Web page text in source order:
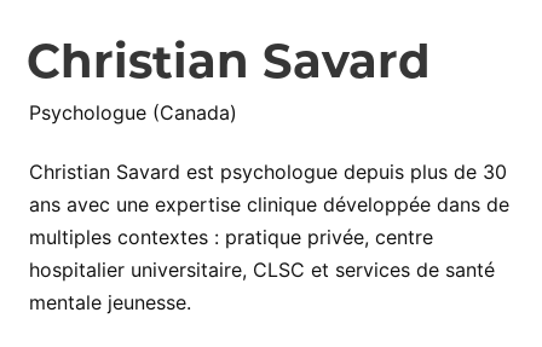
Christian Savard
Psychologue (Canada)
Christian Savard est psychologue depuis plus de 30
ans avec une expertise clinique développée dans de
multiples contextes : pratique privée, centre
hospitalier universitaire, CLSC et services de santé
mentale jeunesse.